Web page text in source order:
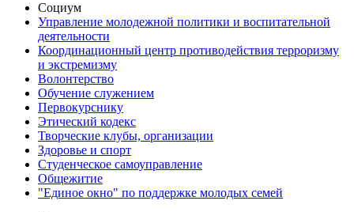
Социум
Управление молодежной политики и воспитательной
деятельности
Координационный центр противодействия терроризму
и экстремизму
Волонтерство
Обучение служением
Первокурснику
Этический кодекс
Творческие клубы, организации
Здоровье и спорт
Студенческое самоуправление
Общежитие
"Единое окно" по поддержке молодых семей